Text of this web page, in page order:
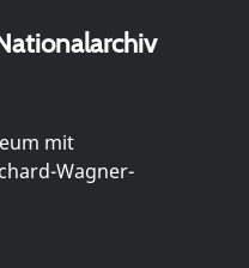
mit
Wagner-